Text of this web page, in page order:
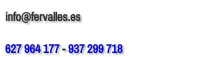
info@fervalles.es
627 964 177-937 299 718